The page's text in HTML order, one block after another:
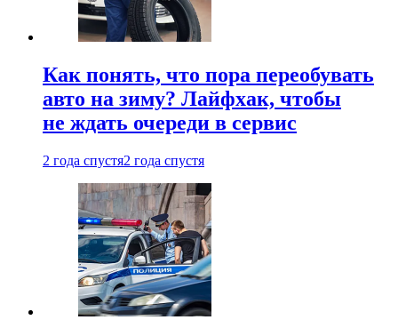
Как понять, что пора переобувать
авто на зиму? Лайфхак, чтобы
не ждать очереди в сервис
2 года спустя2 года спустя